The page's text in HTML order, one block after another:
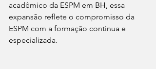
acadêmico da ESPM em BH, essa
expansão reflete o compromisso da
ESPM com a formação contínua e
especializada.